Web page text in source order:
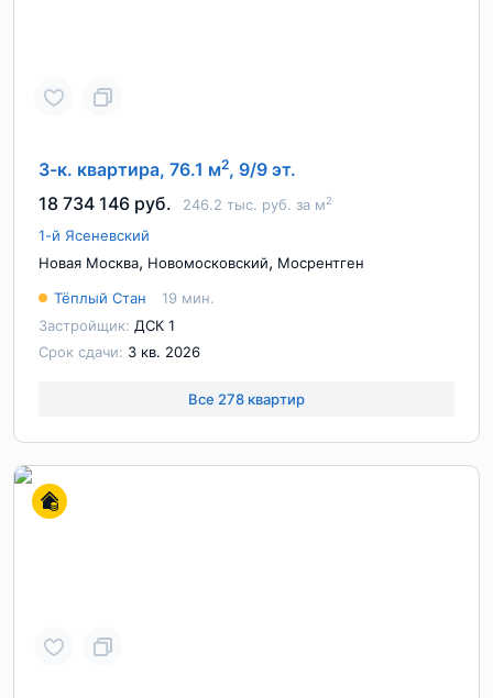
3-к. квартира, 76.1 м2, 9/9 эт.
18 734 146 руб.
246.2 тыс. руб. за м2
1-й Ясеневский
Новая Москва, Новомосковский, Мосрентген
Тёплый Стан
19 мин.
Застройщик: ДСК 1
Срок сдачи: 3 кв. 2026
Все 278 квартир